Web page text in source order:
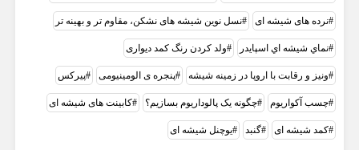
نرده های شیشه ای نسل نوین شیشه های نشکن، مقاوم تر و بهینه تر
نماي شيشه اي اسپايدر ولد کردن رنگ کمد دیواری
ونیز و رقابت با اروپا در زمینه شیشه پنجره ی الومینیومی پیرکس
چسب آکواریوم چگونه یک پالوداریوم بسازیم؟ کابینت های شیشه ای
کمد شیشه ای گنبد یوچنل شیشه‌ ای